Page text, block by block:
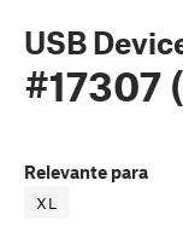
USB
#17307
Relevante para
XL